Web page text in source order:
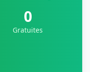
0
Gratuites